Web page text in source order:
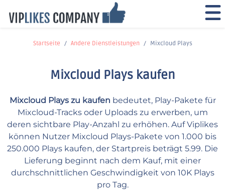
Startseite Andere Dienstleistungen Mixcloud Plays
Mixcloud Plays kaufen
Mixcloud Plays zu kaufen bedeutet, Play-Pakete für
Mixcloud-Tracks oder Uploads zu erwerben, um
deren sichtbare Play-Anzahl zu erhöhen. Auf Viplikes
können Nutzer Mixcloud Plays-Pakete von 1.000 bis
250.000 Plays kaufen, der Startpreis beträgt 5.99. Die
Lieferung beginnt nach dem Kauf, mit einer
durchschnittlichen Geschwindigkeit von 10K Plays
pro Tag.